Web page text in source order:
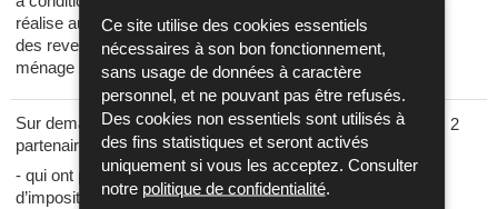
Ce site utilise des cookies essentiels
nécessaires à son bon fonctionnement,
sans usage de données à caractère
personnel, et ne pouvant pas être refusés.
Des cookies non essentiels sont utilisés à
des fins statistiques et seront activés
uniquement si vous les acceptez. Consulter
notre politique de confidentialité.
réalise au Luxembourg au moins 90%
des revenus professionnels du
ménage pendant l’année d’imposition.
Sur demande conjointe, les
partenaires imposés collectivement
- qui ont partagé pendant toute l’année
d’imposition un domicile ou une
2 2 2